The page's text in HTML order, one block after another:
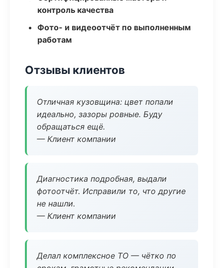
контроль качества
Фото- и видеоотчёт по выполненным
работам
Отзывы клиентов
Отличная кузовщина: цвет попали
идеально, зазоры ровные. Буду
обращаться ещё.
— Клиент компании
Диагностика подробная, выдали
фотоотчёт. Исправили то, что другие
не нашли.
— Клиент компании
Делал комплексное ТО — чётко по